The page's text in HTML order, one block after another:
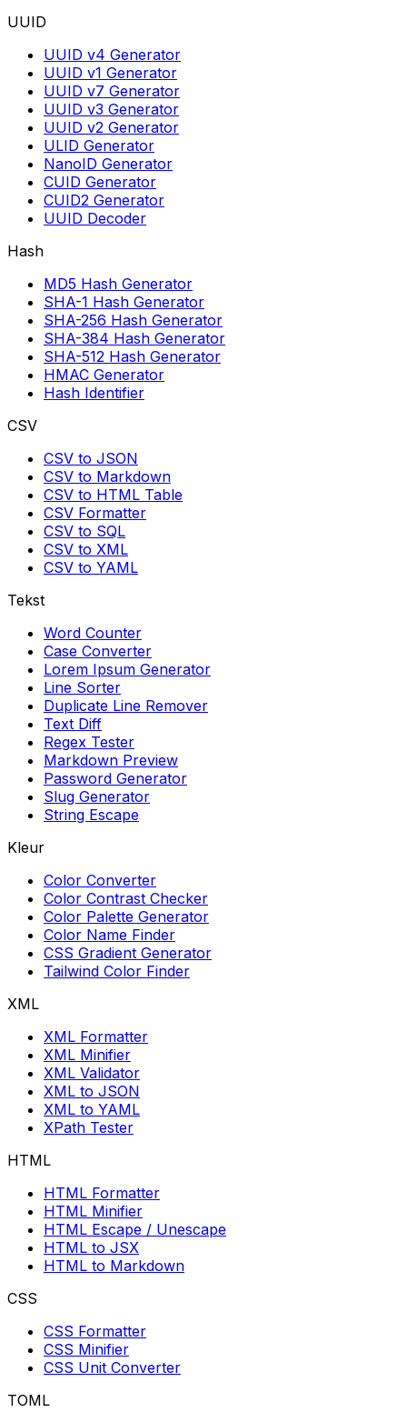
UUID
UUID v4 Generator
UUID v1 Generator
UUID v7 Generator
UUID v3 Generator
UUID v2 Generator
ULID Generator
NanoID Generator
CUID Generator
CUID2 Generator
UUID Decoder
Hash
MD5 Hash Generator
SHA-1 Hash Generator
SHA-256 Hash Generator
SHA-384 Hash Generator
SHA-512 Hash Generator
HMAC Generator
Hash Identifier
CSV
CSV to JSON
CSV to Markdown
CSV to HTML Table
CSV Formatter
CSV to SQL
CSV to XML
CSV to YAML
Tekst
Word Counter
Case Converter
Lorem Ipsum Generator
Line Sorter
Duplicate Line Remover
Text Diff
Regex Tester
Markdown Preview
Password Generator
Slug Generator
String Escape
Kleur
Color Converter
Color Contrast Checker
Color Palette Generator
Color Name Finder
CSS Gradient Generator
Tailwind Color Finder
XML
XML Formatter
XML Minifier
XML Validator
XML to JSON
XML to YAML
XPath Tester
HTML
HTML Formatter
HTML Minifier
HTML Escape / Unescape
HTML to JSX
HTML to Markdown
CSS
CSS Formatter
CSS Minifier
CSS Unit Converter
TOML